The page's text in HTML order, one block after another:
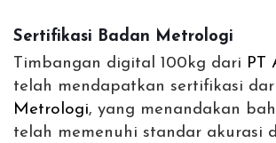
Sertifikasi Badan Metrologi
Timbangan digital 100kg dari PT
telah mendapatkan sertifikasi
Metrologi, yang menandakan
telah memenuhi standar akurasi